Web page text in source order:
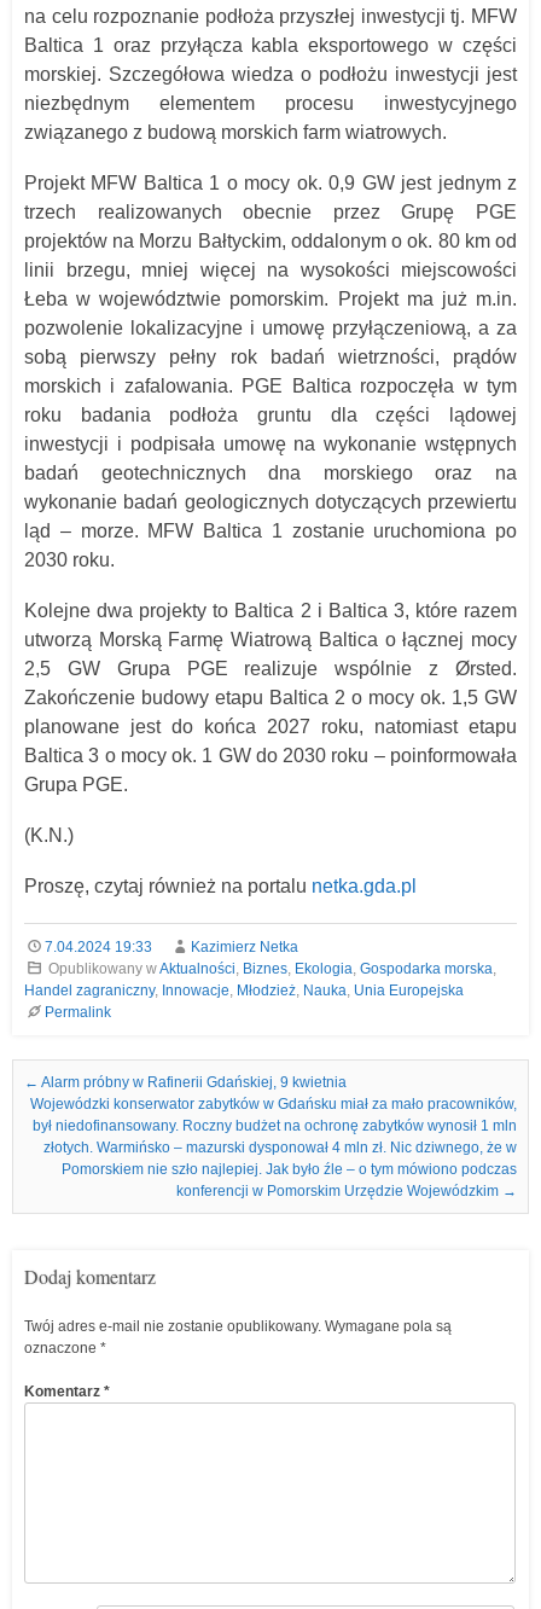
na celu rozpoznanie podłoża przyszłej inwestycji tj. MFW
Baltica 1 oraz przyłącza kabla eksportowego w części
morskiej. Szczegółowa wiedza o podłożu inwestycji jest
niezbędnym elementem procesu inwestycyjnego
związanego z budową morskich farm wiatrowych.
Projekt MFW Baltica 1 o mocy ok. 0,9 GW jest jednym z
trzech realizowanych obecnie przez Grupę PGE
projektów na Morzu Bałtyckim, oddalonym o ok. 80 km od
linii brzegu, mniej więcej na wysokości miejscowości
Łeba w województwie pomorskim. Projekt ma już m.in.
pozwolenie lokalizacyjne i umowę przyłączeniową, a za
sobą pierwszy pełny rok badań wietrzności, prądów
morskich i zafalowania. PGE Baltica rozpoczęła w tym
roku badania podłoża gruntu dla części lądowej
inwestycji i podpisała umowę na wykonanie wstępnych
badań geotechnicznych dna morskiego oraz na
wykonanie badań geologicznych dotyczących przewiertu
ląd – morze. MFW Baltica 1 zostanie uruchomiona po
2030 roku.
Kolejne dwa projekty to Baltica 2 i Baltica 3, które razem
utworzą Morską Farmę Wiatrową Baltica o łącznej mocy
2,5 GW Grupa PGE realizuje wspólnie z Ørsted.
Zakończenie budowy etapu Baltica 2 o mocy ok. 1,5 GW
planowane jest do końca 2027 roku, natomiast etapu
Baltica 3 o mocy ok. 1 GW do 2030 roku – poinformowała
Grupa PGE.
(K.N.)
Proszę, czytaj również na portalu netka.gda.pl
7.04.2024 19:33
Kazimierz Netka
Opublikowany wAktualności, Biznes, Ekologia, Gospodarka morska,
Handel zagraniczny, Innowacje, Młodzież, Nauka, Unia Europejska
Permalink
Nawigacja we wpisach
← Alarm próbny w Rafinerii Gdańskiej, 9 kwietnia
Wojewódzki konserwator zabytków w Gdańsku miał za mało pracowników,
był niedofinansowany. Roczny budżet na ochronę zabytków wynosił 1 mln
złotych. Warmińsko – mazurski dysponował 4 mln zł. Nic dziwnego, że w
Pomorskiem nie szło najlepiej. Jak było źle – o tym mówiono podczas
konferencji w Pomorskim Urzędzie Wojewódzkim →
Dodaj komentarz
Twój adres e-mail nie zostanie opublikowany. Wymagane pola są
oznaczone *
Komentarz *